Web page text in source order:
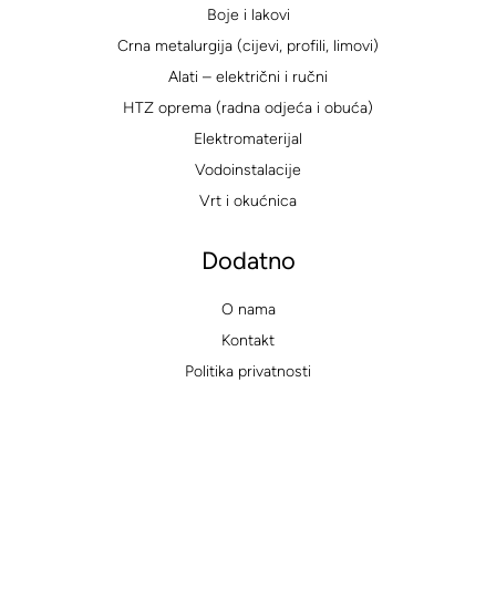
Boje i lakovi
Crna metalurgija (cijevi, profili, limovi)
Alati – električni i ručni
HTZ oprema (radna odjeća i obuća)
Elektromaterijal
Vodoinstalacije
Vrt i okućnica
Dodatno
O nama
Kontakt
Politika privatnosti